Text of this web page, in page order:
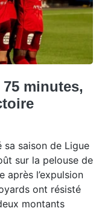
minutes,
sa saison de Ligue
sur la pelouse de
après l’expulsion
ont résisté
montants